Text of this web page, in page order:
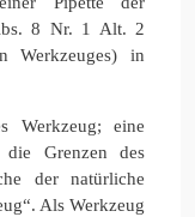
8 Nr. 1 Alt. 2
Werkzeuges) in
Werkzeug; eine
die Grenzen des
der natürliche
Als Werkzeug